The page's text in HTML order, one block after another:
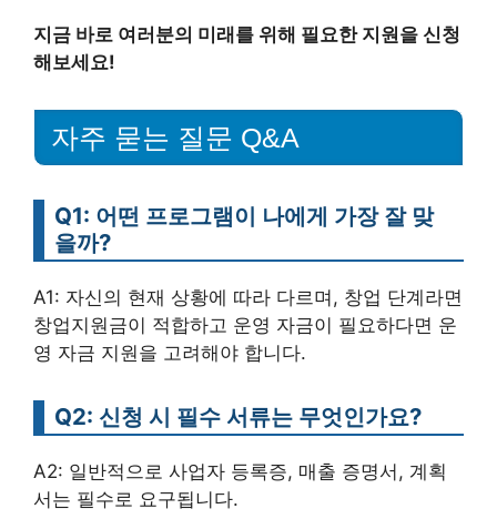
지금 바로 여러분의 미래를 위해 필요한 지원을 신청
해보세요!
자주 묻는 질문 Q&A
Q1: 어떤 프로그램이 나에게 가장 잘 맞
을까?
A1: 자신의 현재 상황에 따라 다르며, 창업 단계라면
창업지원금이 적합하고 운영 자금이 필요하다면 운
영 자금 지원을 고려해야 합니다.
Q2: 신청 시 필수 서류는 무엇인가요?
A2: 일반적으로 사업자 등록증, 매출 증명서, 계획
서는 필수로 요구됩니다.